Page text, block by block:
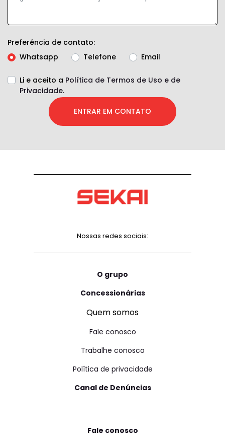
Preferência de contato:
Whatsapp
Telefone Email
Li e aceito a Política de Termos de Uso e de
Privacidade.
ENTRAR EM CONTATO
Nossas redes sociais:
O grupo
Concessionárias
Quem somos
Fale conosco
Trabalhe conosco
Política de privacidade
Canal de Denúncias
Fale conosco